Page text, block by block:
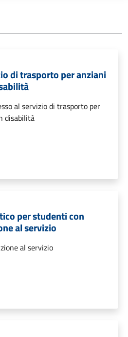
di trasporto per anziani
al servizio di trasporto per
disabilità
per studenti con
al servizio
al servizio